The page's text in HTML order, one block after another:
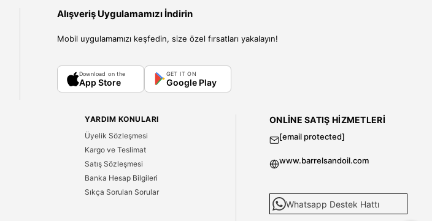
Alışveriş Uygulamamızı İndirin
Mobil uygulamamızı keşfedin, size özel fırsatları yakalayın!
Download on the
App Store
GET IT ON
Google Play
YARDIM KONULARI
Üyelik Sözleşmesi
Kargo ve Teslimat
Satış Sözleşmesi
Banka Hesap Bilgileri
Sıkça Sorulan Sorular
ONLINE SATIŞ HIZMETLERI
[email protected]
www.barrelsandoil.com
Whatsapp Destek Hattı